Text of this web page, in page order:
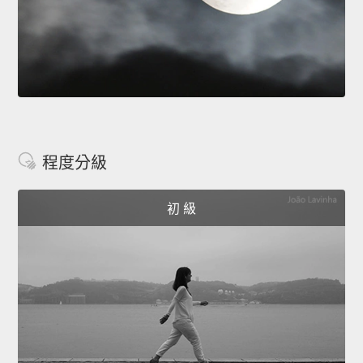
程度分級
初 級